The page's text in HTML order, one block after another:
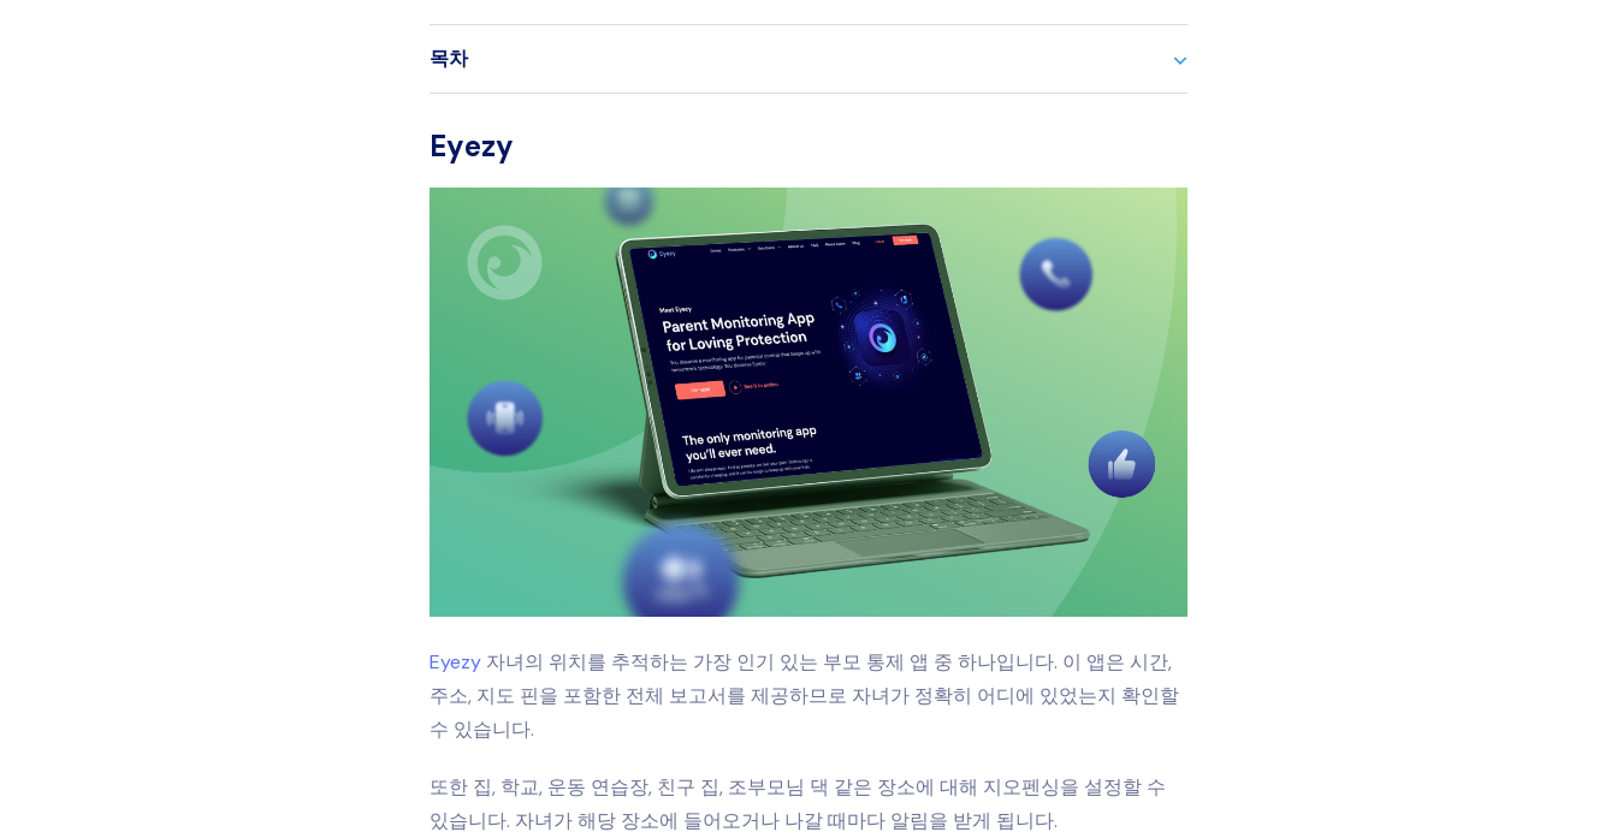
목차
Eyezy
Eyezy 자녀의 위치를 추적하는 가장 인기 있는 부모 통제 앱 중 하나입니다. 이 앱은 시간,
주소, 지도 핀을 포함한 전체 보고서를 제공하므로 자녀가 정확히 어디에 있었는지 확인할
수 있습니다.
또한 집, 학교, 운동 연습장, 친구 집, 조부모님 댁 같은 장소에 대해 지오펜싱을 설정할 수
있습니다. 자녀가 해당 장소에 들어오거나 나갈 때마다 알림을 받게 됩니다.